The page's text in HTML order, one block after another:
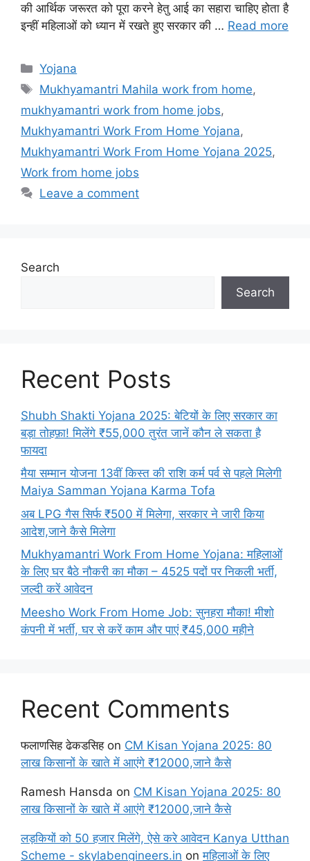
की आर्थिक जरूरत को पूरा करने हेतु आई का सहारा चाहिए होता है
इन्हीं महिलाओं को ध्यान में रखते हुए सरकार की … Read more
Categories
Yojana
Tags
Mukhyamantri Mahila work from home,
mukhyamantri work from home jobs,
Mukhyamantri Work From Home Yojana,
Mukhyamantri Work From Home Yojana 2025,
Work from home jobs
Leave a comment
Search
Search
Recent Posts
Shubh Shakti Yojana 2025: बेटियों के लिए सरकार का
बड़ा तोहफ़ा! मिलेंगे ₹55,000 तुरंत जानें कौन ले सकता है
फायदा
मैया सम्मान योजना 13वीं किस्त की राशि कर्म पर्व से पहले मिलेगी
Maiya Samman Yojana Karma Tofa
अब LPG गैस सिर्फ ₹500 में मिलेगा, सरकार ने जारी किया
आदेश,जाने कैसे मिलेगा
Mukhyamantri Work From Home Yojana: महिलाओं
के लिए घर बैठे नौकरी का मौका – 4525 पदों पर निकली भर्ती,
जल्दी करें आवेदन
Meesho Work From Home Job: सुनहरा मौका! मीशो
कंपनी में भर्ती, घर से करें काम और पाएं ₹45,000 महीने
Recent Comments
फलाणसिह ढेकडसिहon CM Kisan Yojana 2025: 80
लाख किसानों के खाते में आएंगे ₹12000,जाने कैसे
Ramesh Hansda on CM Kisan Yojana 2025: 80
लाख किसानों के खाते में आएंगे ₹12000,जाने कैसे
लड़कियों को 50 हजार मिलेंगे, ऐसे करे आवेदन Kanya Utthan
Scheme - skylabengineers.in onमहिलाओं के लिए